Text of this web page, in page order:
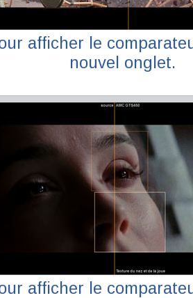
afficher le
nouvel onglet.
afficher le